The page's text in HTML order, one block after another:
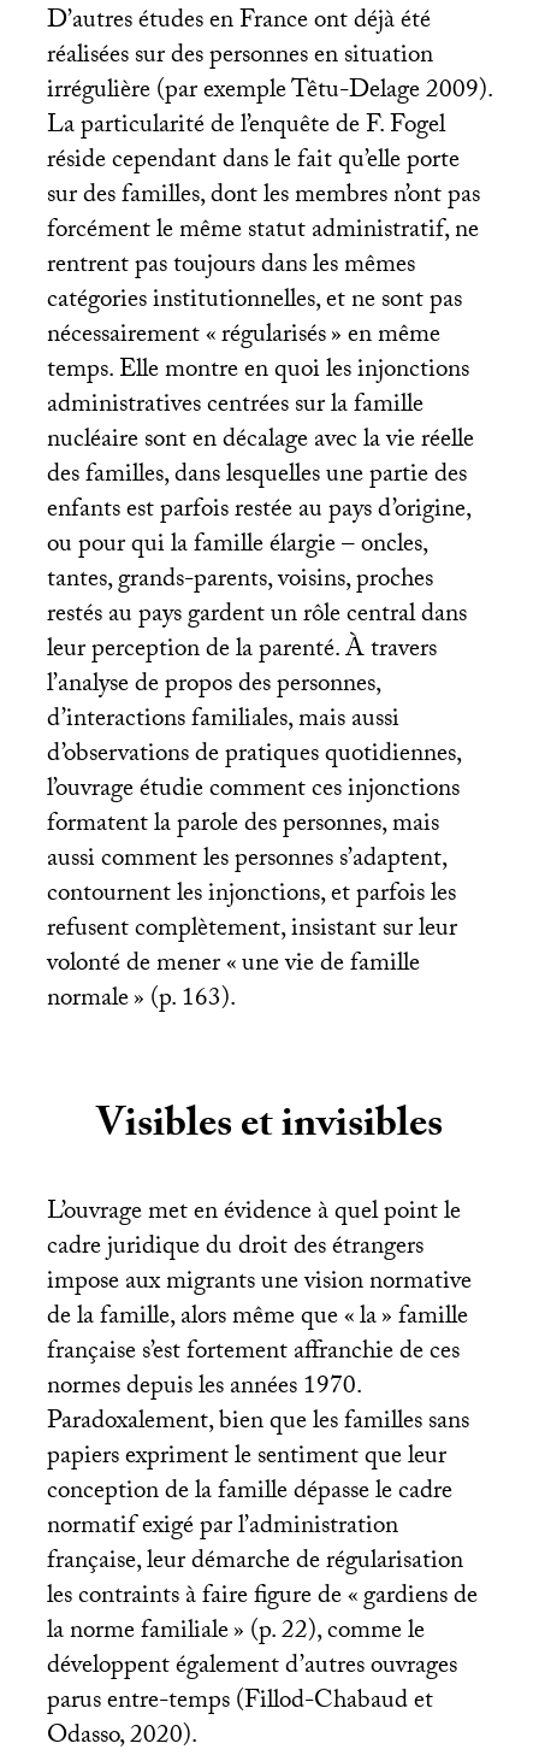
D’autres études en France ont déjà été
réalisées sur des personnes en situation
irrégulière (par exemple Têtu-Delage 2009).
La particularité de l’enquête de F. Fogel
réside cependant dans le fait qu’elle porte
sur des familles, dont les membres n’ont pas
forcément le même statut administratif, ne
rentrent pas toujours dans les mêmes
catégories institutionnelles, et ne sont pas
nécessairement «régularisés» en même
temps. Elle montre en quoi les injonctions
administratives centrées sur la famille
nucléaire sont en décalage avec la vie réelle
des familles, dans lesquelles une partie des
enfants est parfois restée au pays d’origine,
ou pour qui la famille élargie – oncles,
tantes, grands-parents, voisins, proches
restés au pays gardent un rôle central dans
leur perception de la parenté. À travers
l’analyse de propos des personnes,
d’interactions familiales, mais aussi
d’observations de pratiques quotidiennes,
l’ouvrage étudie comment ces injonctions
formatent la parole des personnes, mais
aussi comment les personnes s’adaptent,
contournent les injonctions, et parfois les
refusent complètement, insistant sur leur
volonté de mener «une vie de famille
normale» (p. 163).
Visibles et invisibles
L’ouvrage met en évidence à quel point le
cadre juridique du droit des étrangers
impose aux migrants une vision normative
de la famille, alors même que «la» famille
française s’est fortement affranchie de ces
normes depuis les années 1970.
Paradoxalement, bien que les familles sans
papiers expriment le sentiment que leur
conception de la famille dépasse le cadre
normatif exigé par l’administration
française, leur démarche de régularisation
les contraints à faire figure de «gardiens de
la norme familiale» (p. 22), comme le
développent également d’autres ouvrages
parus entre-temps (Fillod-Chabaud et
Odasso, 2020).